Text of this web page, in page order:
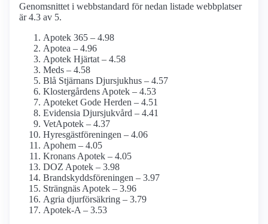
Genomsnittet i webbstandard för nedan listade webbplatser
är 4.3 av 5.
Apotek 365 – 4.98
Apotea – 4.96
Apotek Hjärtat – 4.58
Meds – 4.58
Blå Stjärnans Djursjukhus – 4.57
Klostergårdens Apotek – 4.53
Apoteket Gode Herden – 4.51
Evidensia Djursjukvård – 4.41
VetApotek – 4.37
Hyresgästföreningen – 4.06
Apohem – 4.05
Kronans Apotek – 4.05
DOZ Apotek – 3.98
Brandskyddsföreningen – 3.97
Strängnäs Apotek – 3.96
Agria djurförsäkring – 3.79
Apotek-A – 3.53